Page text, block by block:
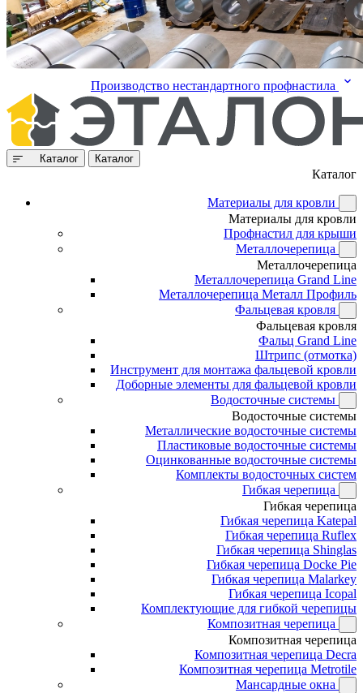
Производство нестандартного профнастила
Каталог Каталог
Каталог
Материалы для кровли
Материалы для кровли
Профнастил для крыши
Металлочерепица
Металлочерепица
Металлочерепица Grand Line
Металлочерепица Металл Профиль
Фальцевая кровля
Фальцевая кровля
Фальц Grand Line
Штрипс (отмотка)
Инструмент для монтажа фальцевой кровли
Доборные элементы для фальцевой кровли
Водосточные системы
Водосточные системы
Металлические водосточные системы
Пластиковые водосточные системы
Оцинкованные водосточные системы
Комплекты водосточных систем
Гибкая черепица
Гибкая черепица
Гибкая черепица Katepal
Гибкая черепица Ruflex
Гибкая черепица Shinglas
Гибкая черепица Docke Pie
Гибкая черепица Malarkey
Гибкая черепица Icopal
Комплектующие для гибкой черепицы
Композитная черепица
Композитная черепица
Композитная черепица Decra
Композитная черепица Metrotile
Мансардные окна